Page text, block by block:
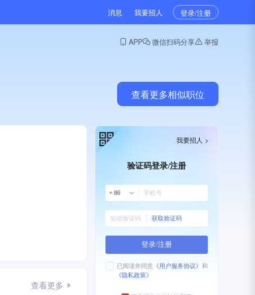
消息 我要招人 登录/注册
APP 微信扫码分享 举报
查看更多相似职位
查看更多
验证码登录/注册
+ 86
获取验证码
登录/注册
已阅读并同意 《用户服务协议》 和
《隐私政策》
我要招人 >